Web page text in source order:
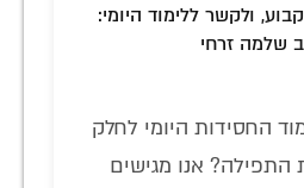
ולקשר ללימוד היומי:
שלמה זרחי
החסידות היומי לחלק
התפילה? אנו מגישים